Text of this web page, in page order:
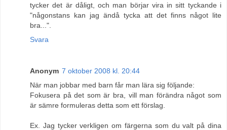
tycker det är dåligt, och man börjar vira in sitt tyckande i
"någonstans kan jag ändå tycka att det finns något lite
bra...".
Svara
Anonym 7 oktober 2008 kl. 20:44
När man jobbar med barn får man lära sig följande:
Fokusera på det som är bra, vill man förändra något som
är sämre formuleras detta som ett förslag.
Ex. Jag tycker verkligen om färgerna som du valt på dina